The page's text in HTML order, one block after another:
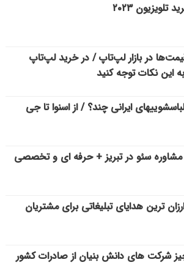
۲۰۲۳
در بازار لپ‌تاپ / در خرید لپ‌تاپ
این نکات توجه کنید
ماشین لباسشویی‎های ایرانی چند؟ / از اسنوا تا جی
سئو در تبریز + حرفه ای و تخصصی
ترین هدایای تبلیغاتی برای مشتریان
شرکت های دانش بنیان از صادرات کشور